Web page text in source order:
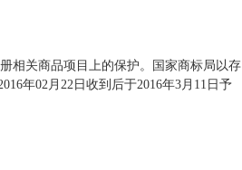
相关商品项目上的保护。国家商标局以存
年02月22日收到后于2016年3月11日予